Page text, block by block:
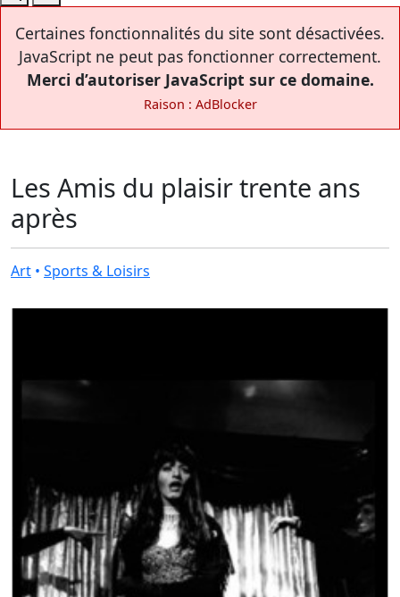
Certaines fonctionnalités du site sont désactivées.
JavaScript ne peut pas fonctionner correctement.
Merci d’autoriser JavaScript sur ce domaine.
Raison : AdBlocker
Les Amis du plaisir trente ans
après
Art • Sports & Loisirs